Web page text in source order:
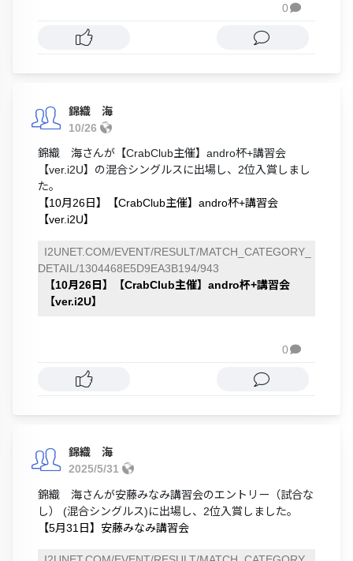
0
錦織 海
10/26
錦織 海さんが【CrabClub主催】andro杯+講習会
【ver.i2U】の混合シングルスに出場し、2位入賞しまし
た。
【10月26日】【CrabClub主催】andro杯+講習会
【ver.i2U】
I2UNET.COM/EVENT/RESULT/MATCH_CATEGORY_
DETAIL/1304468E5D9EA3B194/943
【10月26日】【CrabClub主催】andro杯+講習会
【ver.i2U】
0
錦織 海
2025/5/31
錦織 海さんが安藤みなみ講習会のエントリー（試合な
し） (混合シングルス)に出場し、2位入賞しました。
【5月31日】安藤みなみ講習会